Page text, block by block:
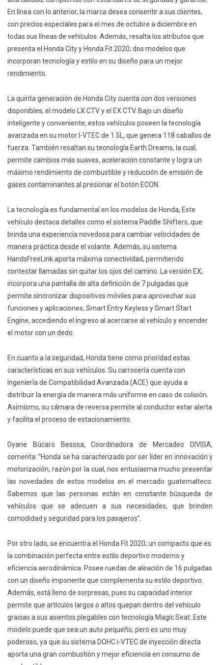
En línea con lo anterior, la marca desea consentir a sus clientes,
con precios especiales para el mes de octubre a diciembre en
todas sus líneas de vehículos. Además, resalta los atributos que
presenta el Honda City y Honda Fit 2020; dos modelos que
incorporan tecnología y estilo en su diseño para un mejor
rendimiento.
La quinta generación de Honda City cuenta con dos versiones
disponibles, el modelo LX CTV y el EX CTV. Bajo un diseño
inteligente y conveniente, estos vehículos poseen la tecnología
avanzada en su motor I-VTEC de 1.5L, que genera 118 caballos de
fuerza. También resaltan su tecnología Earth Dreams, la cual,
permite cambios más suaves, aceleración constante y logra un
máximo rendimiento de combustible y reducción de emisión de
gases contaminantes al presionar el botón ECON.
La tecnología es fundamental en los modelos de Honda, Este
vehículo destaca detalles como el sistema Paddle Shifters, que
brinda una experiencia novedosa para cambiar velocidades de
manera práctica desde el volante. Además, su sistema
HandsFreeLink aporta máxima conectividad, permitiendo
contestar llamadas sin quitar los ojos del camino. La versión EX,
incorpora una pantalla de alta definición de 7 pulgadas que
permite sincronizar dispositivos móviles para aprovechar sus
funciones y aplicaciones; Smart Entry Keyless y Smart Start
Engine, accediendo el ingreso al acercarse al vehículo y encender
el motor con un dedo.
En cuanto a la seguridad, Honda tiene como prioridad estas
características en sus vehículos. Su carrocería cuenta con
Ingeniería de Compatibilidad Avanzada (ACE) que ayuda a
distribuir la energía de manera más uniforme en caso de colisión.
Asimismo, su cámara de reversa permite al conductor estar alerta
y facilita el proceso de estacionamiento.
Dyane Búcaro Besosa, Coordinadora de Mercadeo DIVISA,
comenta: “Honda se ha caracterizado por ser líder en innovación y
motorización, razón por la cual, nos entusiasma mucho presentar
las novedades de estos modelos en el mercado guatemalteco.
Sabemos que las personas están en constante búsqueda de
vehículos que se adecuen a sus necesidades, que brinden
comodidad y seguridad para los pasajeros”.
Por otro lado, se encuentra el Honda Fit 2020; un compacto que es
la combinación perfecta entre estilo deportivo moderno y
eficiencia aerodinámica. Posee ruedas de aleación de 16 pulgadas
con un diseño imponente que complementa su estilo deportivo.
Además, está lleno de sorpresas, pues su capacidad interior
permite que artículos largos o altos quepan dentro del vehículo
gracias a sus asientos plegables con tecnología Magic Seat. Este
modelo puede que sea un auto pequeño, pero es uno muy
poderoso, ya que su sistema DOHC i-VTEC de inyección directa
aporta una gran combustión y mejor eficiencia en consumo de